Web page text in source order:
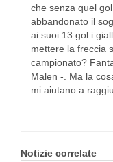
che senza quel
abbandonato il
ai suoi 13 gol i
mettere la freccia
campionato?
Malen -. Ma la
mi aiutano a
Notizie correlate